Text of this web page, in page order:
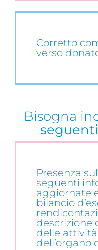
Corretto
verso
Bisogna
Presenza
seguenti
aggiornate
bilancio
descrizione
delle
dell’organo